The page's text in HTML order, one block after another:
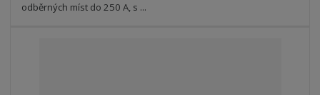
odběrných míst do 250 A, s ...